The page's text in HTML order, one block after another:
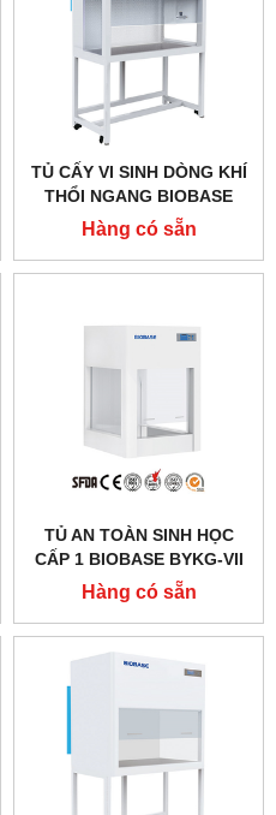
TỦ CẤY VI SINH DÒNG KHÍ
THỔI NGANG BIOBASE
BBS-H1800
Hàng có sẵn
TỦ AN TOÀN SINH HỌC
CẤP 1 BIOBASE BYKG-VII
Hàng có sẵn